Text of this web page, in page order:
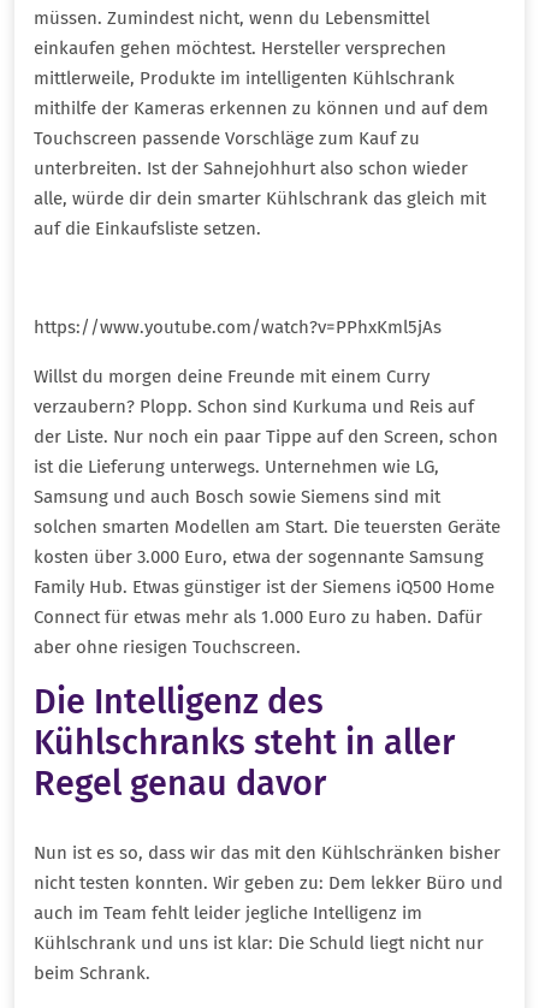
müssen. Zumindest nicht, wenn du Lebensmittel
einkaufen gehen möchtest. Hersteller versprechen
mittlerweile, Produkte im intelligenten Kühlschrank
mithilfe der Kameras erkennen zu können und auf dem
Touchscreen passende Vorschläge zum Kauf zu
unterbreiten. Ist der Sahnejohhurt also schon wieder
alle, würde dir dein smarter Kühlschrank das gleich mit
auf die Einkaufsliste setzen.
https://www.youtube.com/watch?v=PPhxKml5jAs
Willst du morgen deine Freunde mit einem Curry
verzaubern? Plopp. Schon sind Kurkuma und Reis auf
der Liste. Nur noch ein paar Tippe auf den Screen, schon
ist die Lieferung unterwegs. Unternehmen wie LG,
Samsung und auch Bosch sowie Siemens sind mit
solchen smarten Modellen am Start. Die teuersten Geräte
kosten über 3.000 Euro, etwa der sogennante Samsung
Family Hub. Etwas günstiger ist der Siemens iQ500 Home
Connect für etwas mehr als 1.000 Euro zu haben. Dafür
aber ohne riesigen Touchscreen.
Die Intelligenz des
Kühlschranks steht in aller
Regel genau davor
Nun ist es so, dass wir das mit den Kühlschränken bisher
nicht testen konnten. Wir geben zu: Dem lekker Büro und
auch im Team fehlt leider jegliche Intelligenz im
Kühlschrank und uns ist klar: Die Schuld liegt nicht nur
beim Schrank.